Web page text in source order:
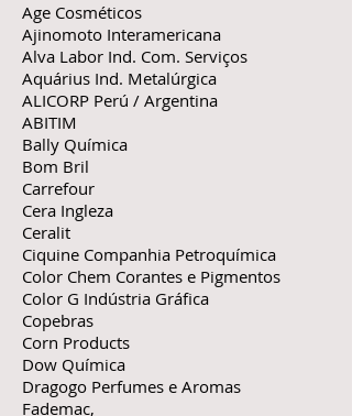
Age Cosméticos
Ajinomoto Interamericana
Alva Labor Ind. Com. Serviços
Aquárius Ind. Metalúrgica
ALICORP Perú / Argentina
ABITIM
Bally Química
Bom Bril
Carrefour
Cera Ingleza
Ceralit
Ciquine Companhia Petroquímica
Color Chem Corantes e Pigmentos
Color G Indústria Gráfica
Copebras
Corn Products
Dow Química
Dragogo Perfumes e Aromas
Fademac,